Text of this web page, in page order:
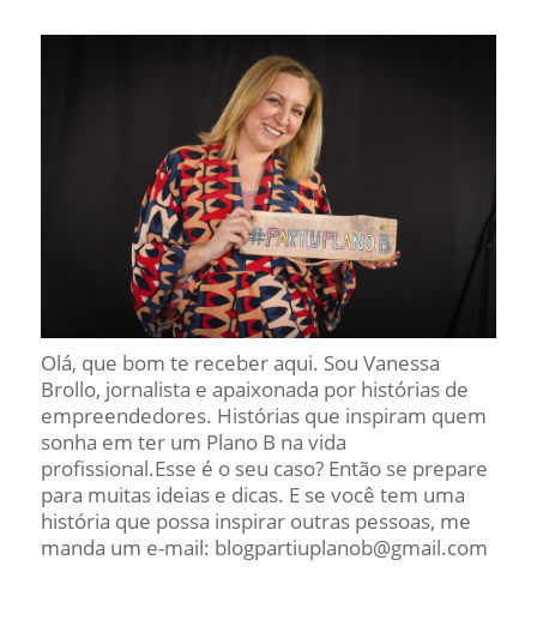
Olá, que bom te receber aqui. Sou Vanessa
Brollo, jornalista e apaixonada por histórias de
empreendedores. Histórias que inspiram quem
sonha em ter um Plano B na vida
profissional.Esse é o seu caso? Então se prepare
para muitas ideias e dicas. E se você tem uma
história que possa inspirar outras pessoas, me
manda um e-mail: blogpartiuplanob@gmail.com